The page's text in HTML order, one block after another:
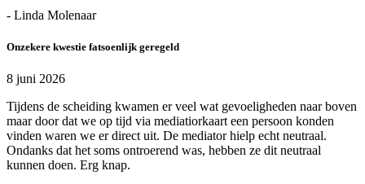
- Linda Molenaar
Onzekere kwestie fatsoenlijk geregeld
8 juni 2026
Tijdens de scheiding kwamen er veel wat gevoeligheden naar boven
maar door dat we op tijd via mediatiorkaart een persoon konden
vinden waren we er direct uit. De mediator hielp echt neutraal.
Ondanks dat het soms ontroerend was, hebben ze dit neutraal
kunnen doen. Erg knap.